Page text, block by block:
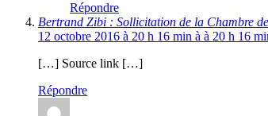
Répondre
Bertrand Zibi : Sollicitation de la Chambre
12 octobre 2016 à 20 h 16 min à à 20 h 16
[…] Source link […]
Répondre